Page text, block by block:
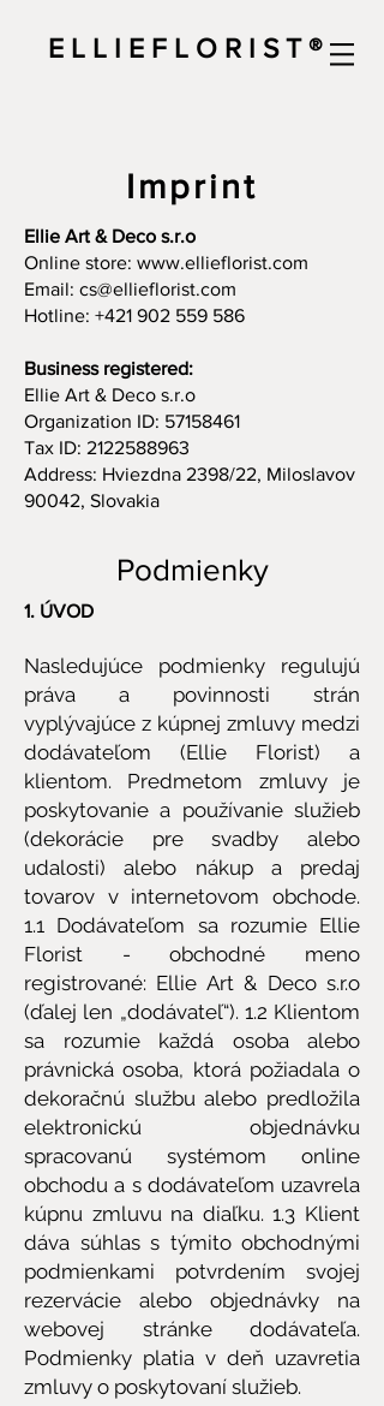
E L L I E F L O R I S T ®
Imprint
Ellie Art & Deco s.r.o
Online store: www.ellieflorist.com
Email: cs@ellieflorist.com
Hotline: +421 902 559 586
Business registered:
Ellie Art & Deco s.r.o
Organization ID: 57158461
Tax ID: 2122588963
Address: Hviezdna 2398/22, Miloslavov
90042, Slovakia
Podmienky
1. ÚVOD
Nasledujúce podmienky regulujú
práva a povinnosti strán
vyplývajúce z kúpnej zmluvy medzi
dodávateľom (Ellie Florist) a
klientom. Predmetom zmluvy je
poskytovanie a používanie služieb
(dekorácie pre svadby alebo
udalosti) alebo nákup a predaj
tovarov v internetovom obchode.
1.1 Dodávateľom sa rozumie Ellie
Florist - obchodné meno
registrované: Ellie Art & Deco s.r.o
(ďalej len „dodávateľ“). 1.2 Klientom
sa rozumie každá osoba alebo
právnická osoba, ktorá požiadala o
dekoračnú službu alebo predložila
elektronickú objednávku
spracovanú systémom online
obchodu a s dodávateľom uzavrela
kúpnu zmluvu na diaľku. 1.3 Klient
dáva súhlas s týmito obchodnými
podmienkami potvrdením svojej
rezervácie alebo objednávky na
webovej stránke dodávateľa.
Podmienky platia v deň uzavretia
zmluvy o poskytovaní služieb.